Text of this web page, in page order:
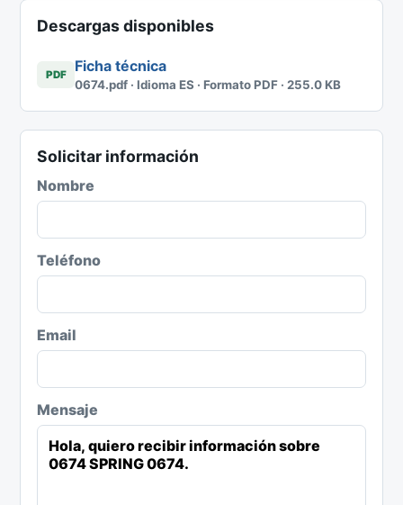
Descargas disponibles
PDF Ficha técnica
0674.pdf · Idioma ES · Formato PDF · 255.0 KB
Solicitar información
Nombre
Teléfono
Email
Mensaje